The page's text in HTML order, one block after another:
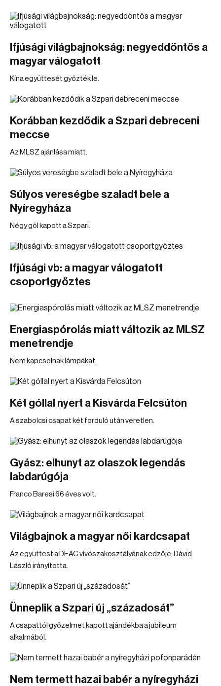
Ifjúsági világbajnokság: negyeddöntős a
magyar válogatott
Kína együttesét győzték le.
Korábban kezdődik a Szpari debreceni
meccse
Az MLSZ ajánlása miatt.
Súlyos vereségbe szaladt bele a
Nyíregyháza
Négy gól kapott a Szpari.
Ifjúsági vb: a magyar válogatott
csoportgyőztes
Energiaspórolás miatt változik az MLSZ
menetrendje
Nem kapcsolnak lámpákat.
Két góllal nyert a Kisvárda Felcsúton
A szabolcsi csapat két forduló után veretlen.
Gyász: elhunyt az olaszok legendás
labdarúgója
Franco Baresi 66 éves volt.
Világbajnok a magyar női kardcsapat
Az együttest a DEAC vívószakosztályának edzője, Dávid
László irányította.
Ünneplik a Szpari új „századosát”
A csapattól győzelmet kapott ajándékba a jubileum
alkalmából.
Nem termett hazai babér a nyíregyházi